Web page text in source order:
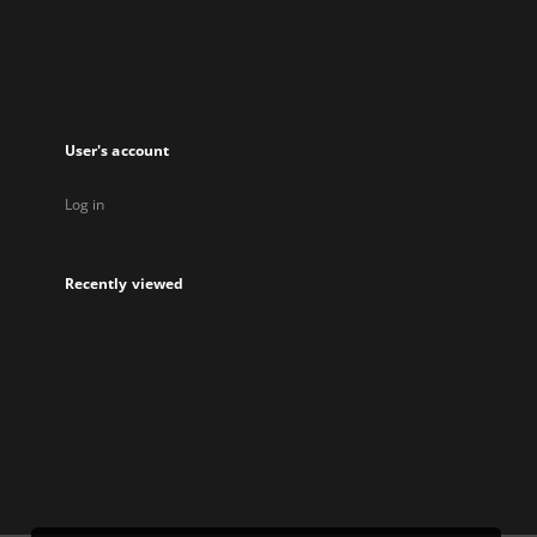
User's account
Log in
Recently viewed